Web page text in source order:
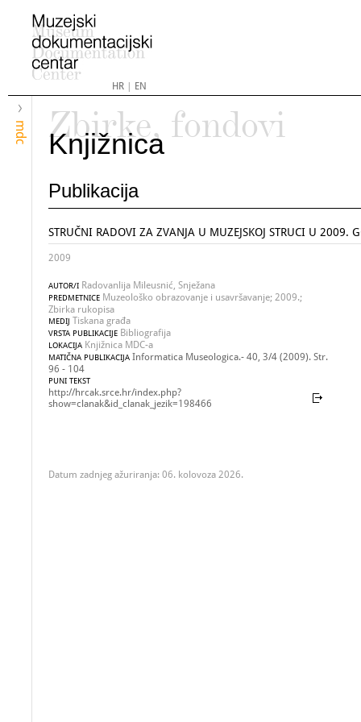
HR| EN
mdc
Zbirke, fondovi
Knjižnica
Publikacija
STRUČNI RADOVI ZA ZVANJA U MUZEJSKOJ STRUCI U 2009.
2009
AUTOR/I Radovanlija Mileusnić, Snježana
PREDMETNICE Muzeološko obrazovanje i usavršavanje; 2009.;
Zbirka rukopisa
MEDIJ Tiskana građa
VRSTA PUBLIKACIJE Bibliografija
LOKACIJA Knjižnica MDC-a
MATIČNA PUBLIKACIJA Informatica Museologica.- 40, 3/4 (2009). Str.
96 - 104
PUNI TEKST
http://hrcak.srce.hr/index.php?
show=clanak&id_clanak_jezik=198466
Datum zadnjeg ažuriranja: 06. kolovoza 2026.